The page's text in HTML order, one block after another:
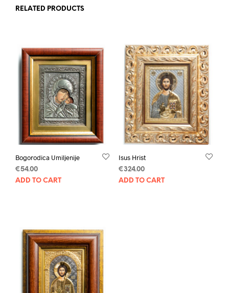
RELATED PRODUCTS
Bogorodica Umiljenije
€54.00
ADD TO CART
Isus Hrist
€324.00
ADD TO CART